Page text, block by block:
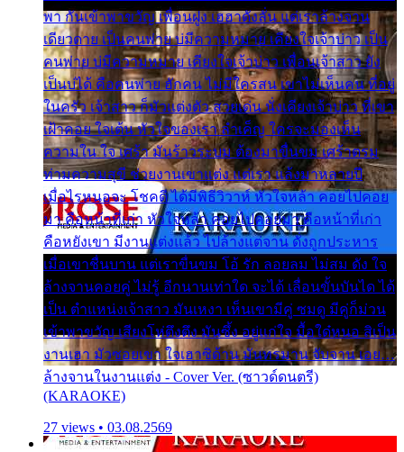
พา กันเข้าพาขวัญ เพื่อนฝูง เฮฮาดังลั่น แต่เราล้างจาน
เดียวดาย เป็นคนพ่าย บ่มีความหมาย เคียงใจเจ้าบ่าว เป็น
คนพ่าย บ่มีความหมาย เคียงใจเจ้าบ่าว เพื่อนเจ้าสาว ยัง
เป็นบ่ได้ คือคนพ่าย ฮักคน ไม่มีใครสน เขาไม่เห็นคน ที่อยู่
ในครัว เจ้าสาว ก็มัวแต่งตัว สวยเด่น นั่งเคียงเจ้าบ่าว ที่เขา
เฝ้าคอย ใจเต้น หัวใจของเรา ลำเค็ญ ใครจะมองเห็น
ความใน ใจ เศร้า มันร้าวระบม ต้องมาขื่นขม เศร้าตรม
ท่ามความสุขี ช่วยงานเขาแต่ง แต่เรา แล้งมาหลายปี
เมื่อไรหนอจะ โชคดี ได้มีพิธีวิวาห์ หัวใจหล้า คอยไปคอย
มา คือหน้าที่เก่า หัวใจหล้า คอยไปคอยมา คือหน้าที่เก่า
คือหยังเขา มีงานแต่งแล้ว ไปล้างแต่จาน ดั่งถูกประหาร
เมื่อเขาชื่นบาน แต่เราขื่นขม โอ้ รัก ลอยลม ไม่สม ดัง ใจ
ล้างจานคอยคู่ ไม่รู้ อีกนานเท่าใด จะได้ เลื่อนขั้นบันได ได้
เป็น ตำแหน่งเจ้าสาว มันเหงา เห็นเขามีคู่ ซมดู มีคู่ก็ม่วน
เข้าพาขวัญ เสียงโห่ตึงตึง มันซึ้ง อยู่แก่ใจ มื้อใด๋หนอ สิเป็น
งานเฮา มัวซอยเขา ใจเฮาซิด้าน มันทรมาน จับจาน เอย…
ล้างจานในงานแต่ง - Cover Ver. (ซาวด์ดนตรี)
(KARAOKE)
27 views • 03.08.2569